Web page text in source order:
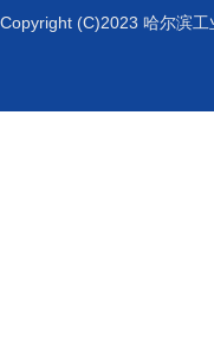
Copyright (C)2023 哈尔滨